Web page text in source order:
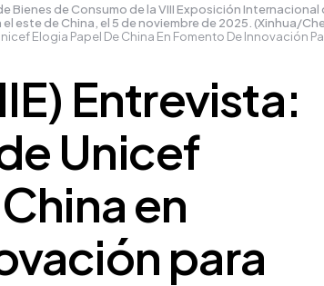
Bienes de Consumo de la VIII Exposición Internacional
este de China, el 5 de noviembre de 2025. (Xinhua/
Entrevista:
Unicef
en
para
Elogia Papel De China En Fomento De Innovación